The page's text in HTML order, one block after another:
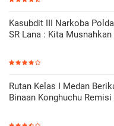
Kasubdit III Narkoba
SR Lana : Kita
Rutan Kelas I Medan
Binaan Konghuchu